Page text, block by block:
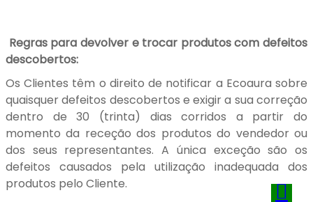
Regras para devolver e trocar produtos com defeitos
descobertos:
Os Clientes têm o direito de notificar a Ecoaura sobre
quaisquer defeitos descobertos e exigir a sua correção
dentro de 30 (trinta) dias corridos a partir do
momento da receção dos produtos do vendedor ou
dos seus representantes. A única exceção são os
defeitos causados pela utilização inadequada dos
produtos pelo Cliente.